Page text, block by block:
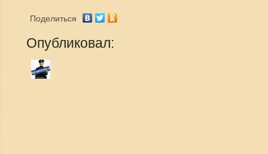
Поделиться
Опубликовал: